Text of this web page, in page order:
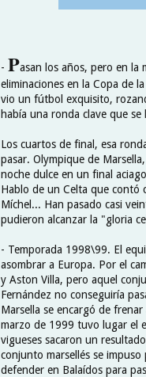
- Pasan los años, pero en la
eliminaciones en la Copa de
vio un fútbol exquisito,
había una ronda clave que
Los cuartos de final, esa
pasar. Olympique de
noche dulce en un final
Hablo de un Celta que contó
Míchel... Han pasado casi
pudieron alcanzar la "gloria
- Temporada 1998\99. El
asombrar a Europa. Por el
y Aston Villa, pero aquel
Fernández no conseguiría
Marsella se encargó de
marzo de 1999 tuvo lugar el
vigueses sacaron un
conjunto marsellés se
defender en Balaídos para